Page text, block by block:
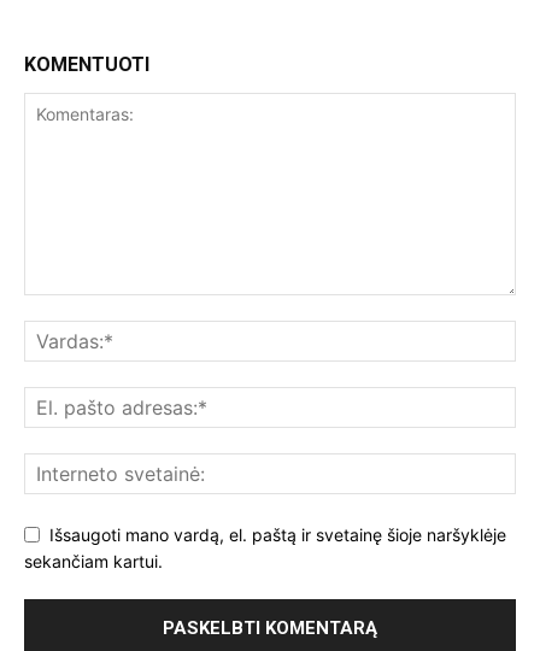
KOMENTUOTI
Išsaugoti mano vardą, el. paštą ir svetainę šioje naršyklėje
sekančiam kartui.